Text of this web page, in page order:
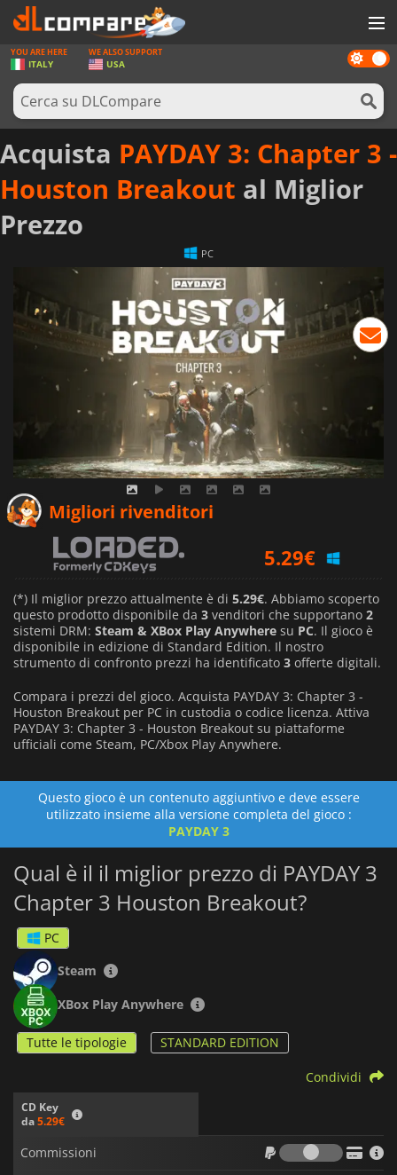
GIOCHI
PREPAGATE
SOFTWARE
REWARDS
HARDWARE
NOTIZIE
ACCEDI O REGISTRATI
Dark
mode
YOU ARE HERE
ITALY
WE ALSO SUPPORT
USA
Acquista PAYDAY 3: Chapter 3 -
Houston Breakout al Miglior
Prezzo
PC
Migliori rivenditori
5.29€
9.49€
(*) Il miglior prezzo attualmente è di 5.29€. Abbiamo scoperto
questo prodotto disponibile da 3 venditori che supportano 2
sistemi DRM: Steam & XBox Play Anywhere su PC. Il gioco è
disponibile in edizione di Standard Edition. Il nostro
strumento di confronto prezzi ha identificato 3 offerte digitali.
Compara i prezzi del gioco. Acquista PAYDAY 3: Chapter 3 -
Houston Breakout per PC in custodia o codice licenza. Attiva
PAYDAY 3: Chapter 3 - Houston Breakout su piattaforme
ufficiali come Steam, PC/Xbox Play Anywhere.
Questo gioco è un contenuto aggiuntivo e deve essere
utilizzato insieme alla versione completa del gioco :
PAYDAY 3
Qual è il il miglior prezzo di PAYDAY 3
Chapter 3 Houston Breakout?
PC
Steam
XBox Play Anywhere
Tutte le tipologie STANDARD EDITION
CD Key
da5.29€
Condividi
Commissioni